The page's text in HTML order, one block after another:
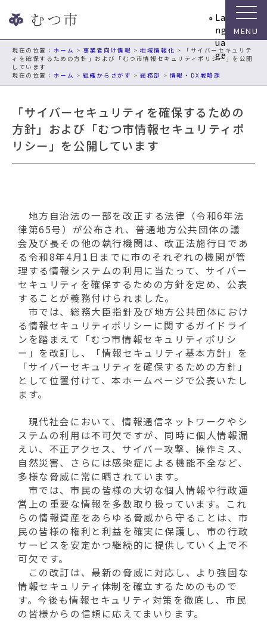
ビ
ン
La
ng
ua
ge
現在の位置： ホーム > 事業者向け情報 >地域情報化 > 「サイバーセキュリテ
ィを確保するための方針」および「むつ市情報セキュリティポリシー」を公開
しています
ホーム >組織からさがす >総務部 > 情報・DX戦略課
「サイバーセキュリティを確保するための
方針」および「むつ市情報セキュリティポ
リシー」を公開しています
地方自治法の一部を改正する法律（令和6年法
律第65号）が公布され、普通地方公共団体の議
会及び長その他の執行機関は、改正法施行日であ
る令和8年4月1日までに市のそれぞれの機関が管
理する情報システムの利用に当たって、サイバー
セキュリティを確保するための方針を定め、公表
することが義務付けられました。
市では、総務大臣指針及び地方公共団体におけ
る情報セキュリティポリシーに関するガイドライ
ンを踏まえて「むつ市情報セキュリティポリシ
ー」を改訂し、「情報セキュリティ基本方針」を
「サイバーセキュリティを確保するための方針」
として位置付けて、本ホームページで公表いたし
ます。
現代社会において、情報通信ネットワークやシ
ステムの利用は不可欠ですが、同時に個人情報漏
えい、不正アクセス、サイバー攻撃、操作ミス、
自然災害、さらには感染症による機能不全など、
多様な脅威に常に晒されています。
市では、市民の皆様の大切な個人情報や行政運
営上の重要な情報を多数取り扱っています。これ
らの情報資産をあらゆる脅威から守ることは、市
民の皆様の権利と利益を確実に保護し、市の行政
サービスを安定かつ継続的に提供していく上で不
可欠です。
この改訂は、最新の脅威に対応し、より強固な
情報セキュリティ体制を確立するためのもので
す。今後も情報セキュリティ対策を徹底し、市民
の皆様からの信頼に応えてまいります。